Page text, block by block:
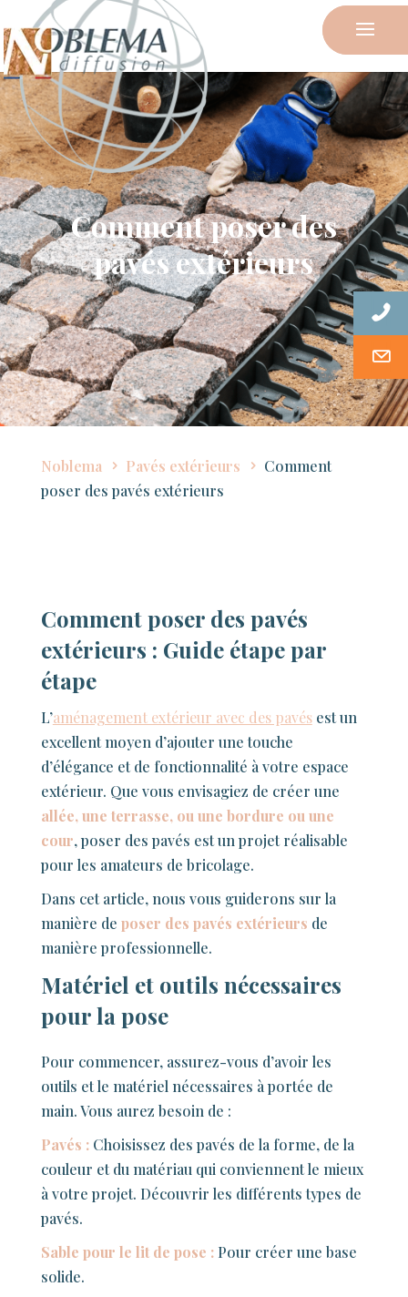
Comment poser des
pavés extérieurs
Noblema Pavés extérieurs
Comment
poser des pavés extérieurs
Comment poser des pavés
extérieurs : Guide étape par
étape
L’aménagement extérieur avec des pavésest un
excellent moyen d’ajouter une touche
d’élégance et de fonctionnalité à votre espace
extérieur. Que vous envisagiez de créer une
allée, une terrasse, ou une bordure ou une
cour, poser des pavés est un projet réalisable
pour les amateurs de bricolage.
Dans cet article, nous vous guiderons sur la
manière de poser des pavés extérieurs de
manière professionnelle.
Matériel et outils nécessaires
pour la pose
Pour commencer, assurez-vous d’avoir les
outils et le matériel nécessaires à portée de
main. Vous aurez besoin de :
Pavés :Choisissez des pavés de la forme, de la
couleur et du matériau qui conviennent le mieux
à votre projet. Découvrir les différents types de
pavés.
Sable pour le lit de pose :Pour créer une base
solide.